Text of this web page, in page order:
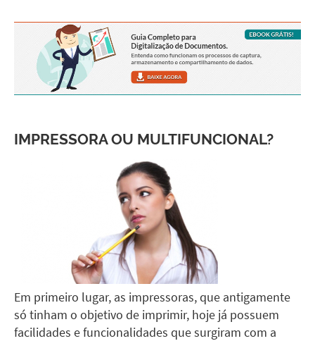
IMPRESSORA OU MULTIFUNCIONAL?
Em primeiro lugar, as impressoras, que antigamente
só tinham o objetivo de imprimir, hoje já possuem
facilidades e funcionalidades que surgiram com a